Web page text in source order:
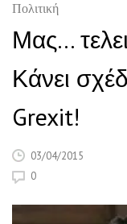
Πολιτική
Μας…
Κάνει
Grexit!
03/04/2015
0